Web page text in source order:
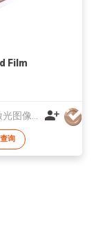
Film
查询